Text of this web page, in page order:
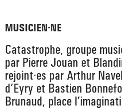
_ ACTION
_ ACTION CULTURELLE
_ RÉSIDENCES
_ INTERNATIONAL
_ FORMATION
_ INSERTION
_ PROMOTIONS
_ DEVENEZ MÉCÈNE
_ SOUTENEZ LE
_ RENCONTRER
_ PRATIQUER
>
>
>
MUSICIEN·NE
Catastrophe, groupe
par Pierre Jouan et
rejoint·es par Arthur
d’Eyry et Bastien
Brunaud, place